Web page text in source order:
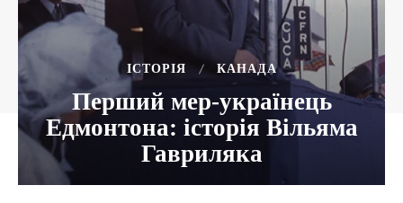
ІСТОРІЯ КАНАДА
Перший мер-українець
Едмонтона: історія Вільяма
Гавриляка